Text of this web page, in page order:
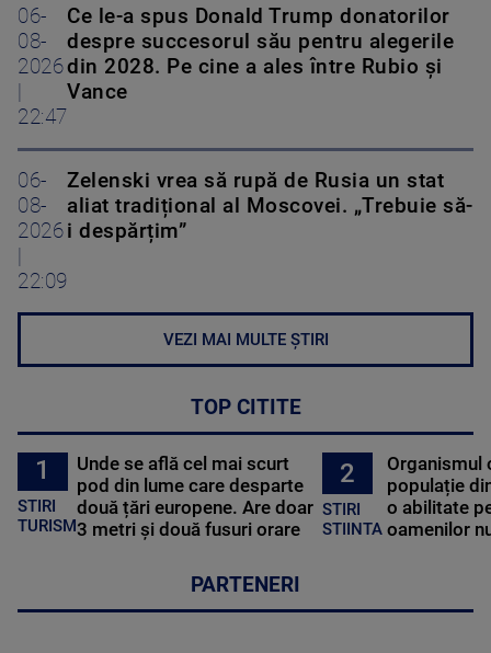
06-
08-
2026
22:47
Ce le-a spus Donald Trump donatorilor
despre succesorul său pentru alegerile
din 2028. Pe cine a ales între Rubio și
Vance
06-
08-
2026
22:09
Zelenski vrea să rupă de Rusia un stat
aliat tradițional al Moscovei. „Trebuie să-
i despărțim”
VEZI MAI MULTE ȘTIRI
TOP CITITE
1
STIRI
TURISM
Unde se află cel mai scurt
pod din lume care desparte
două țări europene. Are doar
3 metri și două fusuri orare
2
STIRI
STIINTA
Organismul
populație
o abilitate
oamenilor
PARTENERI